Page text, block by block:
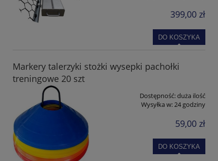
399,00 zł
DO KOSZYKA
Markery talerzyki stożki wysepki pachołki
treningowe 20 szt
Dostępność:duża ilość
Wysyłka w:24 godziny
59,00 zł
DO KOSZYKA